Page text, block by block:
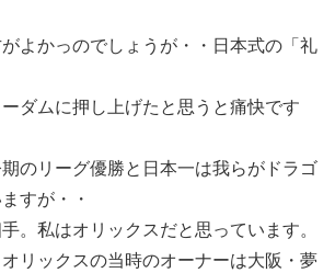
よかっのでしょうが・・日本式の「礼
ダムに押し上げたと思うと痛快です
のリーグ優勝と日本一は我らがドラゴ
すが・・
。私はオリックスだと思っています。
リックスの当時のオーナーは大阪・夢